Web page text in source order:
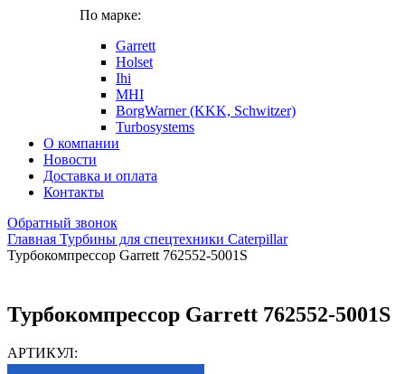
По марке:
Garrett
Holset
Ihi
MHI
BorgWarner (KKK, Schwitzer)
Turbosystems
О компании
Новости
Доставка и оплата
Контакты
Обратный звонок
Главная Турбины для спецтехники Caterpillar
Турбокомпрессор Garrett 762552-5001S
Турбокомпрессор Garrett 762552-5001S
АРТИКУЛ: